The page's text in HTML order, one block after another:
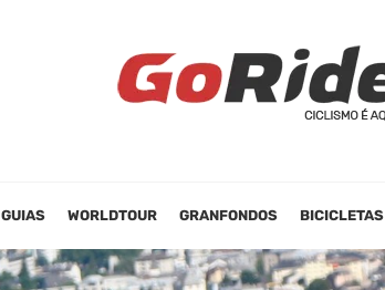
GUIAS WORLDTOUR GRANFONDOS BICICLETAS